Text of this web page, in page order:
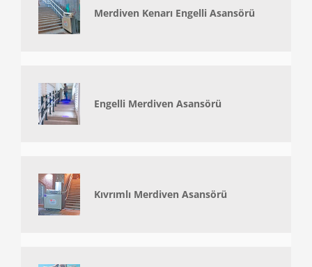
Merdiven Kenarı Engelli Asansörü
Engelli Merdiven Asansörü
Kıvrımlı Merdiven Asansörü